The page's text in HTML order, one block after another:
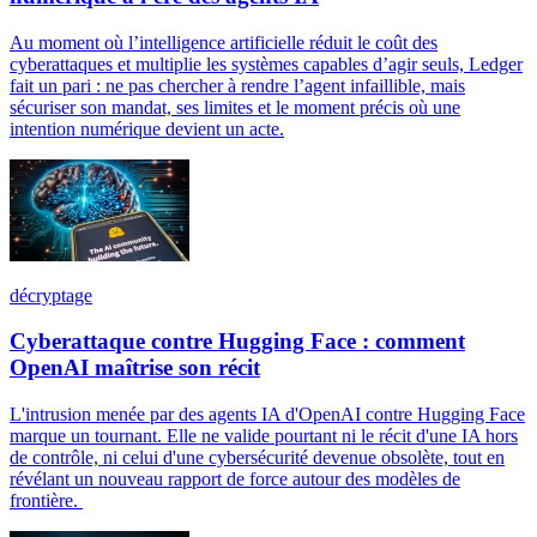
Au moment où l’intelligence artificielle réduit le coût des
cyberattaques et multiplie les systèmes capables d’agir seuls, Ledger
fait un pari : ne pas chercher à rendre l’agent infaillible, mais
sécuriser son mandat, ses limites et le moment précis où une
intention numérique devient un acte.
décryptage
Cyberattaque contre Hugging Face : comment
OpenAI maîtrise son récit
L'intrusion menée par des agents IA d'OpenAI contre Hugging Face
marque un tournant. Elle ne valide pourtant ni le récit d'une IA hors
de contrôle, ni celui d'une cybersécurité devenue obsolète, tout en
révélant un nouveau rapport de force autour des modèles de
frontière.